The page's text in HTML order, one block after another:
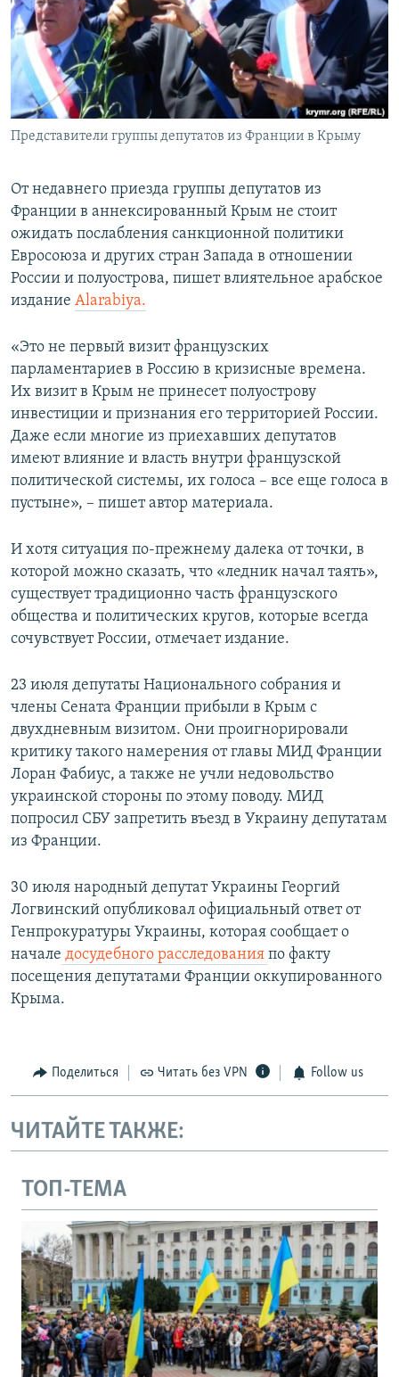
ПОБЕДИТЕЛЕЙ НЕ СУДЯТ?
КРЫМ.НЕПОКОРЕННЫЙ
ELIFBE
УКРАИНСКАЯ ПРОБЛЕМА КРЫМА
ПРИСОЕДИНЯЙТЕСЬ!
Все сайты RFE/RL
Представители группы депутатов из Франции в Крыму
От недавнего приезда группы депутатов из
Франции в аннексированный Крым не стоит
ожидать послабления санкционной политики
Евросоюза и других стран Запада в отношении
России и полуострова, пишет влиятельное арабское
издание Alarabiya.
«Это не первый визит французских
парламентариев в Россию в кризисные времена.
Их визит в Крым не принесет полуострову
инвестиции и признания его территорией России.
Даже если многие из приехавших депутатов
имеют влияние и власть внутри французской
политической системы, их голоса – все еще голоса в
пустыне», – пишет автор материала.
И хотя ситуация по-прежнему далека от точки, в
которой можно сказать, что «ледник начал таять»,
существует традиционно часть французского
общества и политических кругов, которые всегда
сочувствует России, отмечает издание.
23 июля депутаты Национального собрания и
члены Сената Франции прибыли в Крым с
двухдневным визитом. Они проигнорировали
критику такого намерения от главы МИД Франции
Лоран Фабиус, а также не учли недовольство
украинской стороны по этому поводу. МИД
попросил СБУ запретить въезд в Украину депутатам
из Франции.
30 июля народный депутат Украины Георгий
Логвинский опубликовал официальный ответ от
Генпрокуратуры Украины, которая сообщает о
начале досудебного расследования по факту
посещения депутатами Франции оккупированного
Крыма.
Поделиться Читать без VPN Follow us
ЧИТАЙТЕ ТАКЖЕ:
ТОП-ТЕМА